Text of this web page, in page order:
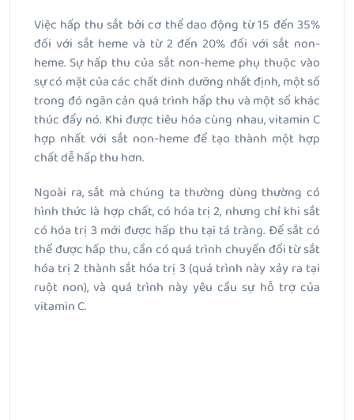
Việc hấp thu sắt bởi cơ thể dao động từ 15 đến 35%
đối với sắt heme và từ 2 đến 20% đối với sắt non-
heme. Sự hấp thu của sắt non-heme phụ thuộc vào
sự có mặt của các chất dinh dưỡng nhất định, một số
trong đó ngăn cản quá trình hấp thu và một số khác
thúc đẩy nó. Khi được tiêu hóa cùng nhau, vitamin C
hợp nhất với sắt non-heme để tạo thành một hợp
chất dễ hấp thu hơn.
Ngoài ra, sắt mà chúng ta thường dùng thường có
hình thức là hợp chất, có hóa trị 2, nhưng chỉ khi sắt
có hóa trị 3 mới được hấp thu tại tá tràng. Để sắt có
thể được hấp thu, cần có quá trình chuyển đổi từ sắt
hóa trị 2 thành sắt hóa trị 3 (quá trình này xảy ra tại
ruột non), và quá trình này yêu cầu sự hỗ trợ của
vitamin C.